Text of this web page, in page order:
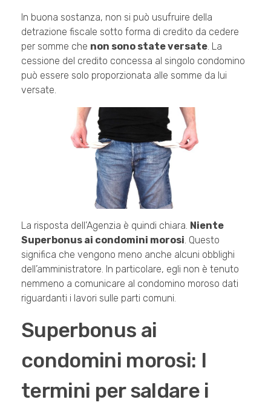
In buona sostanza, non si può usufruire della
detrazione fiscale sotto forma di credito da cedere
per somme che non sono state versate. La
cessione del credito concessa al singolo condomino
può essere solo proporzionata alle somme da lui
versate.
La risposta dell’Agenzia è quindi chiara. Niente
Superbonus ai condomini morosi. Questo
significa che vengono meno anche alcuni obblighi
dell’amministratore. In particolare, egli non è tenuto
nemmeno a comunicare al condomino moroso dati
riguardanti i lavori sulle parti comuni.
Superbonus ai
condomini morosi: I
termini per saldare i